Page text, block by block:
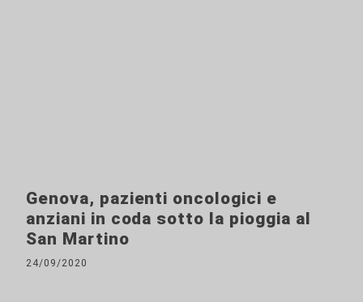
Genova, pazienti oncologici e
anziani in coda sotto la pioggia al
San Martino
24/09/2020